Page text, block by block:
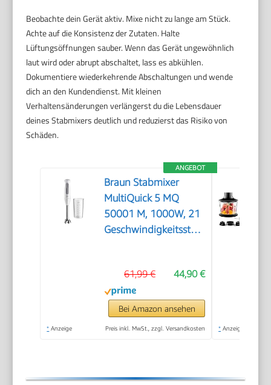
Beobachte dein Gerät aktiv. Mixe nicht zu lange am Stück.
Achte auf die Konsistenz der Zutaten. Halte
Lüftungsöffnungen sauber. Wenn das Gerät ungewöhnlich
laut wird oder abrupt abschaltet, lass es abkühlen.
Dokumentiere wiederkehrende Abschaltungen und wende
dich an den Kundendienst. Mit kleinen
Verhaltensänderungen verlängerst du die Lebensdauer
deines Stabmixers deutlich und reduzierst das Risiko von
Schäden.
ANGEBOT
Braun Stabmixer
MultiQuick 5 MQ
50001 M, 1000W, 21
Geschwindigkeitsstufen+Turbo,
SplashControl, Inkl.
600ml Becher, Weiß
44,90 €
61,99 €
Bei Amazon ansehen
* Anzeige Preis inkl. MwSt., zzgl. Versandkosten * Anzeige